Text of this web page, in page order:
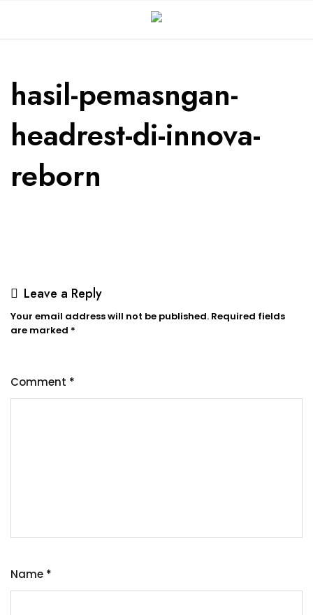
hasil-pemasngan-
headrest-di-innova-
reborn
Leave a Reply
Your email address will not be published. Required fields
are marked *
Comment *
Name *